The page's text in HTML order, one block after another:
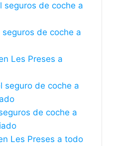
seguros de coche a
de coche a
Les Preses a
seguro de coche a
de coche a
Les Preses a todo